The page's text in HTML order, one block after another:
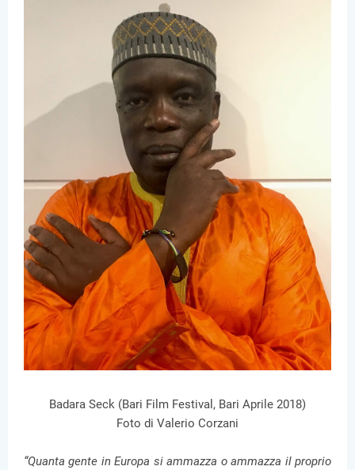
Badara Seck (Bari Film Festival, Bari Aprile 2018)
Foto di Valerio Corzani
“Quanta gente in Europa si ammazza o ammazza il proprio